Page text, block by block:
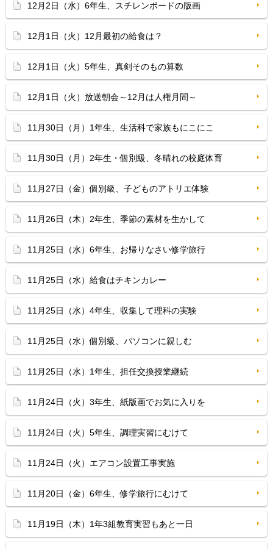
12月2日（水）6年生、スチレンボードの版画
12月1日（火）12月最初の給食は？
12月1日（火）5年生、真剣そのもの算数
12月1日（火）放送朝会～12月は人権月間～
11月30日（月）1年生、生活科で家族もにこにこ
11月30日（月）2年生・個別級、冬晴れの校庭体育
11月27日（金）個別級、子どものアトリエ体験
11月26日（木）2年生、季節の素材を生かして
11月25日（水）6年生、お帰りなさい修学旅行
11月25日（水）給食はチキンカレー
11月25日（水）4年生、収集して理科の実験
11月25日（水）個別級、パソコンに親しむ
11月25日（水）1年生、担任交換授業継続
11月24日（火）3年生、紙版画でお気に入りを
11月24日（火）5年生、調理実習にむけて
11月24日（火）エアコン設置工事実施
11月20日（金）6年生、修学旅行にむけて
11月19日（木）1年3組教育実習もあと一日